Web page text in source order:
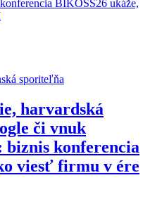
sporiteľňa
harvardská
či vnuk
konferencia
viesť firmu v ére